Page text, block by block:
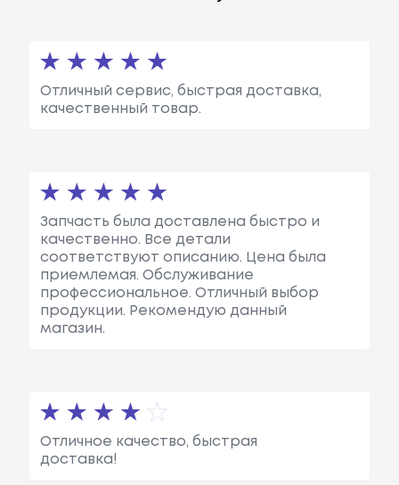
Отличный сервис, быстрая доставка,
качественный товар.
Запчасть была доставлена быстро и
качественно. Все детали
соответствуют описанию. Цена была
приемлемая. Обслуживание
профессиональное. Отличный выбор
продукции. Рекомендую данный
магазин.
Отличное качество, быстрая
доставка!